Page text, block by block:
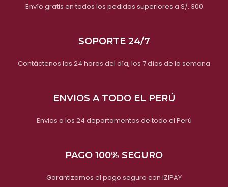
Envío gratis en todos los pedidos superiores a S/. 300
SOPORTE 24/7
Contáctenos las 24 horas del día, los 7 días de la semana
ENVIOS A TODO EL PERÚ
Envios a los 24 departamentos de todo el Perú
PAGO 100% SEGURO
Garantizamos el pago seguro con IZIPAY